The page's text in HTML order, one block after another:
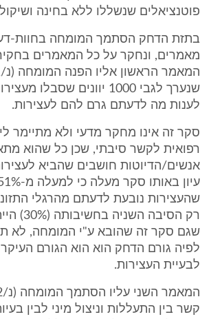
פוטנציאלים שנשללו ללא בחינה
בתזת הדחק הסתמך המומחה בחוות-
מאמרים, ונחקר על כל המאמרים
שנערך לגבי 1000 יוונים
לענות מה לדעתם גרם להם לעצירות.
סקר זה אינו מחקר מדעי ולא מתיימר
רפואית לקשר סיבתי, שכן כל שהוא
אנשים/הדיוטות חושבים שהביא
שהעצירות נובעת לדעתם מהרגלי
רק הסיבה
שגם סקר זה שהובא ע"י המומחה, לא
לפיה גורם הדחק הוא הוא הגורם
לבעיית העצירות.
קשר בין התעללות וניצול מיני לבין